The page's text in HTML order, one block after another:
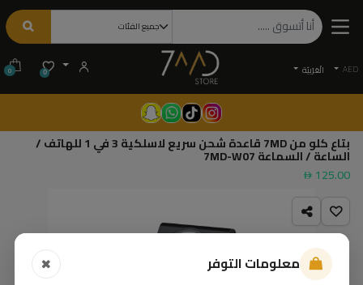
AED الْعَرَبيّة 0
0
بتاع كلو من 7MD قاعدة شحن سريع لاسلكية 3 في 1 للهاتف /
الساعة / السماعة 7MD-W07
125.00
معلومات التوفر